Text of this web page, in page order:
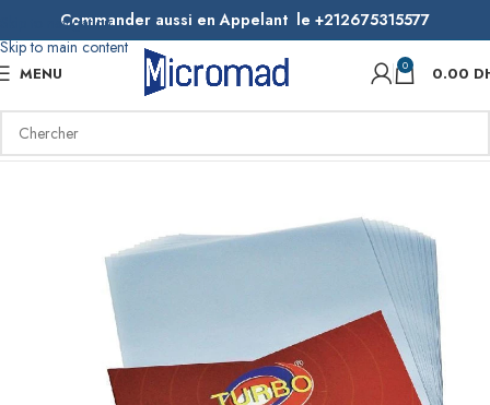
Skip to navigation
Skip to main content
Commander aussi en Appelant le +212675315577
MENU 0 0.00